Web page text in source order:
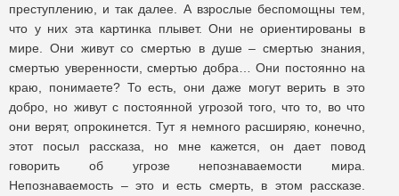
преступлению, и так далее. А взрослые беспомощны тем,
что у них эта картинка плывет. Они не ориентированы в
мире. Они живут со смертью в душе – смертью знания,
смертью уверенности, смертью добра… Они постоянно на
краю, понимаете? То есть, они даже могут верить в это
добро, но живут с постоянной угрозой того, что то, во что
они верят, опрокинется. Тут я немного расширяю, конечно,
этот посыл рассказа, но мне кажется, он дает повод
говорить об угрозе непознаваемости мира.
Непознаваемость – это и есть смерть, в этом рассказе.